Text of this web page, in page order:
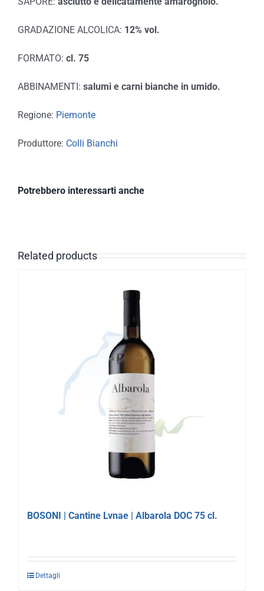
GRADAZIONE ALCOLICA: 12% vol.
FORMATO: cl. 75
ABBINAMENTI: salumi e carni bianche in umido.
Regione: Piemonte
Produttore: Colli Bianchi
Potrebbero interessarti anche
Related products
BOSONI | Cantine Lvnae | Albarola DOC 75 cl.
Dettagli